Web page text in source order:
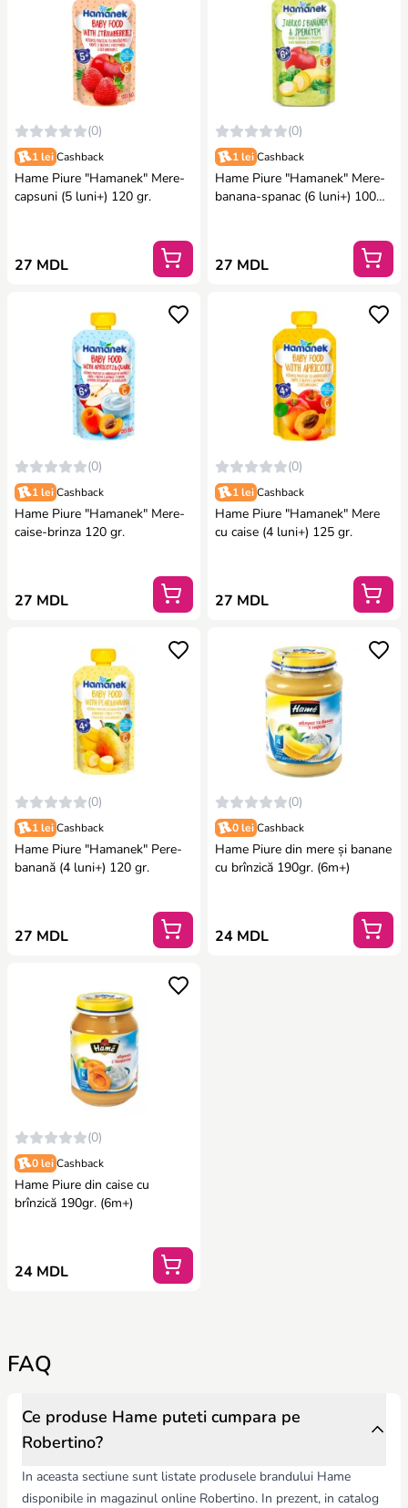
(0)
1 lei Cashback
Hame Piure "Hamanek" Mere-
capsuni (5 luni+) 120 gr.
27 MDL
(0)
1 lei Cashback
Hame Piure "Hamanek" Mere-
banana-spanac (6 luni+) 100
27 MDL
(0)
1 lei Cashback
Hame Piure "Hamanek" Mere-
caise-brinza 120 gr.
27 MDL
(0)
1 lei Cashback
Hame Piure "Hamanek" Mere
cu caise (4 luni+) 125 gr.
27 MDL
(0)
1 lei Cashback
Hame Piure "Hamanek" Pere-
banană (4 luni+) 120 gr.
27 MDL
(0)
0 lei Cashback
Hame Рiure din mere și banane
cu brînzică 190gr. (6m+)
24 MDL
(0)
0 lei Cashback
Hame Рiure din caise cu
brînzică 190gr. (6m+)
24 MDL
FAQ
Ce produse Hame puteti cumpara pe
Robertino?
In aceasta sectiune sunt listate produsele brandului Hame
disponibile in magazinul online Robertino. In prezent, in catalog